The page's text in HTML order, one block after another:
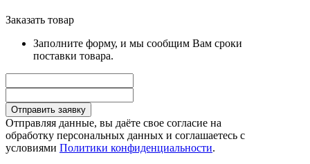
Заказать товар
Заполните форму, и мы сообщим Вам сроки
поставки товара.
Отправить заявку
Отправляя данные, вы даёте свое согласие на
обработку персональных данных и соглашаетесь с
условиями Политики конфиденциальности.